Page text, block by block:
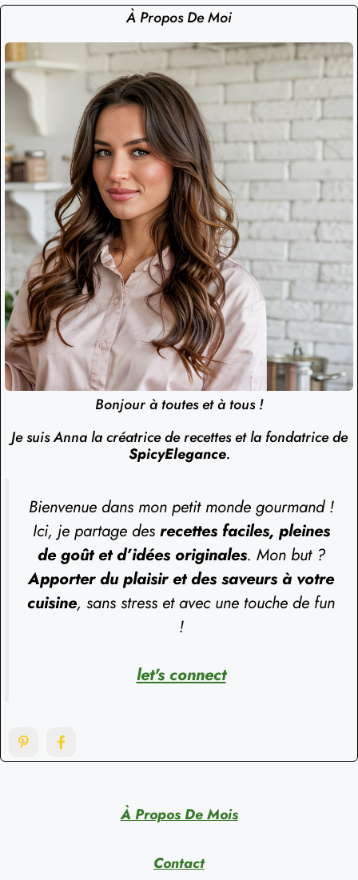
À Propos De Moi
Bonjour à toutes et à tous !
Je suis Anna la créatrice de recettes et la fondatrice de
SpicyElegance.
Bienvenue dans mon petit monde gourmand !
Ici, je partage des recettes faciles, pleines
de goût et d’idées originales. Mon but ?
Apporter du plaisir et des saveurs à votre
cuisine, sans stress et avec une touche de fun
!
let's connect
À Propos De Mois
Contact